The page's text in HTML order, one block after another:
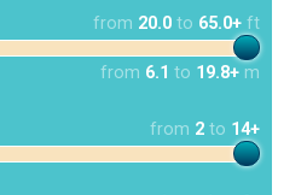
from 20.0 to 65.0+ ft
from 6.1 to 19.8+ m
from 2 to 14+